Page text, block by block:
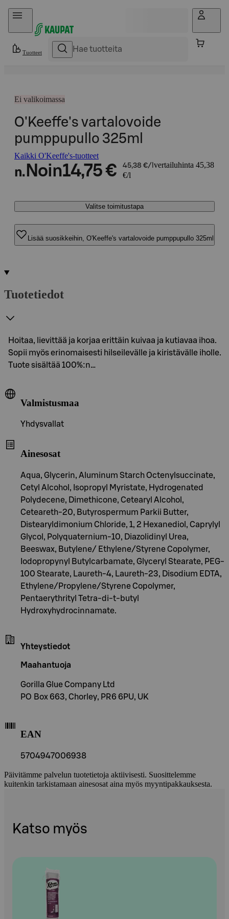
Hyppää sisältöön
Tuotteet
Ei valikoimassa
O'Keeffe's vartalovoide
pumppupullo 325ml
Kaikki O'Keeffe's-tuotteet
n. Noin14,75 € 45,38 €/l vertailuhinta 45,38
€/l
Valitse toimitustapa
Lisää suosikkeihin, O'Keeffe's vartalovoide pumppupullo 325ml
Tuotetiedot
Hoitaa, lievittää ja korjaa erittäin kuivaa ja kutiavaa ihoa.
Sopii myös erinomaisesti hilseilevälle ja kiristävälle iholle.
Tuote sisältää 100%:n…
Valmistusmaa
Yhdysvallat
Ainesosat
Aqua, Glycerin, Aluminum Starch Octenylsuccinate,
Cetyl Alcohol, Isopropyl Myristate, Hydrogenated
Polydecene, Dimethicone, Cetearyl Alcohol,
Ceteareth-20, Butyrospermum Parkii Butter,
Distearyldimonium Chloride, 1, 2 Hexanediol, Caprylyl
Glycol, Polyquaternium-10, Diazolidinyl Urea,
Beeswax, Butylene/ Ethylene/Styrene Copolymer,
Iodopropynyl Butylcarbamate, Glyceryl Stearate, PEG-
100 Stearate, Laureth-4, Laureth-23, Disodium EDTA,
Ethylene/Propylene/Styrene Copolymer,
Pentaerythrityl Tetra-di-t-butyl
Hydroxyhydrocinnamate.
Yhteystiedot
Maahantuoja
Gorilla Glue Company Ltd
PO Box 663, Chorley, PR6 6PU, UK
EAN
5704947006938
Päivitämme palvelun tuotetietoja aktiivisesti. Suosittelemme
kuitenkin tarkistamaan ainesosat aina myös myyntipakkauksesta.
Katso myös